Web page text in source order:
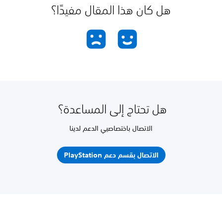
هل كان هذا المقال مفيدًا؟
هل تحتاج إلى المساعدة؟
الاتصال باختصاصيي الدعم لدينا
الاتصال بقسم دعم PlayStation